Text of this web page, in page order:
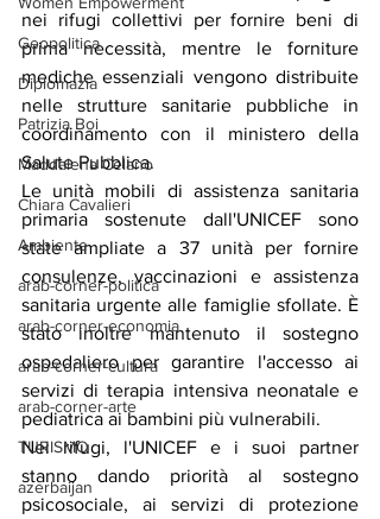
Geopolitica
Diplomazia
Patrizia Boi
Maddalena Celano
Chiara Cavalieri
Ambiente
arab-corner-politica
arab-corner-economia
arab-corner-cultura
arab-corner-arte
TURISMO
azerbaijan
nei rifugi collettivi per fornire beni di
prima necessità, mentre le forniture
mediche essenziali vengono distribuite
nelle strutture sanitarie pubbliche in
coordinamento con il ministero della
Salute Pubblica.
Le unità mobili di assistenza sanitaria
primaria sostenute dall'UNICEF sono
state ampliate a 37 unità per fornire
consulenze, vaccinazioni e assistenza
sanitaria urgente alle famiglie sfollate. È
stato inoltre mantenuto il sostegno
ospedaliero per garantire l'accesso ai
servizi di terapia intensiva neonatale e
pediatrica ai bambini più vulnerabili.
Nei rifugi, l'UNICEF e i suoi partner
stanno dando priorità al sostegno
psicosociale, ai servizi di protezione